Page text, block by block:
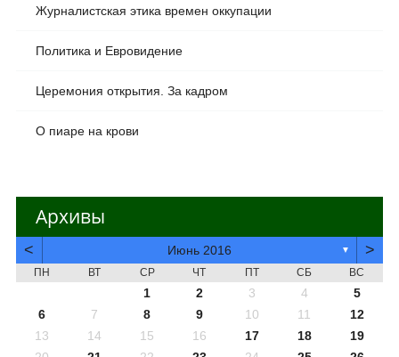
Журналистская этика времен оккупации
Политика и Евровидение
Церемония открытия. За кадром
О пиаре на крови
Архивы
< Июнь 2016 ▼ >
ПН ВТ СР ЧТ ПТ СБ ВС
1 2 3 4
5
6
7 8 9 10 11
12
13
14 15 16 17 18
19